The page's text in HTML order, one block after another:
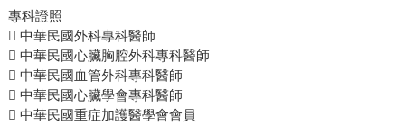
專科證照
 中華民國外科專科醫師
 中華民國心臟胸腔外科專科醫師
 中華民國血管外科專科醫師
 中華民國心臟學會專科醫師
 中華民國重症加護醫學會會員